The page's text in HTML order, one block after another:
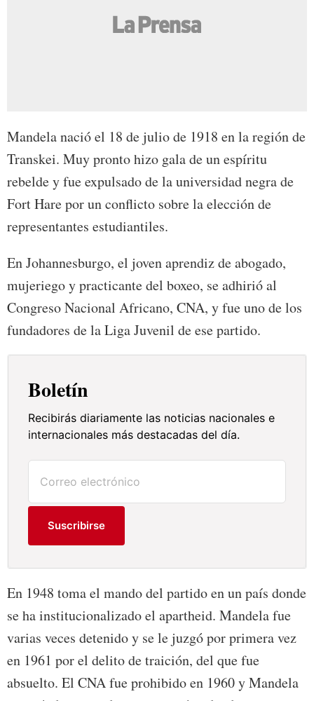
Mandela nació el 18 de julio de 1918 en la región de
Transkei. Muy pronto hizo gala de un espíritu
rebelde y fue expulsado de la universidad negra de
Fort Hare por un conflicto sobre la elección de
representantes estudiantiles.
En Johannesburgo, el joven aprendiz de abogado,
mujeriego y practicante del boxeo, se adhirió al
Congreso Nacional Africano, CNA, y fue uno de los
fundadores de la Liga Juvenil de ese partido.
Boletín
Recibirás diariamente las noticias nacionales e
internacionales más destacadas del día.
Suscribirse
En 1948 toma el mando del partido en un país donde
se ha institucionalizado el apartheid. Mandela fue
varias veces detenido y se le juzgó por primera vez
en 1961 por el delito de traición, del que fue
absuelto. El CNA fue prohibido en 1960 y Mandela